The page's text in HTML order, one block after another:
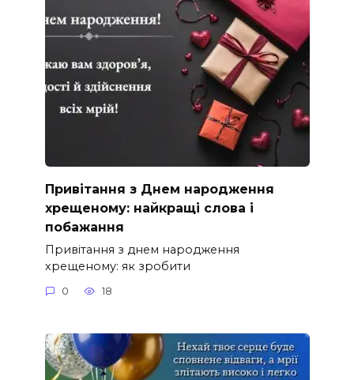
Привітання з Днем народження
хрещеному: найкращі слова і
побажання
Привітання з днем народження
хрещеному: як зробити
0 18